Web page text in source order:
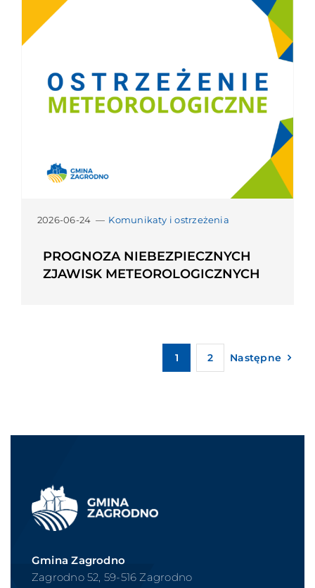
2026-06-24 — Komunikaty i ostrzeżenia
PROGNOZA NIEBEZPIECZNYCH
ZJAWISK METEOROLOGICZNYCH
1 2 Następne
Gmina Zagrodno
Zagrodno 52, 59-516 Zagrodno